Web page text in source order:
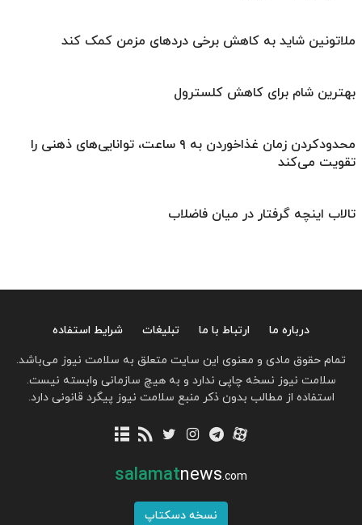
ملاتونین شاید به کاهش برخی دردهای مزمن کمک کند
بهترین شام برای کاهش کلسترول
محدودکردن زمان غذاخوردن به ۹ ساعت، توانایی‌های ذهنی را
تقویت می‌کند
تالاب اینچه گرفتار در میان فاضلاب
درباره ما ارتباط با ما تبلیغات
شرایط استفاده
تمام حقوق مادی و معنوی این سایت متعلق به سلامت نیوز می‌باشد.
سلامت نیوز نسخه چاپی ندارد و به هیچ سازمانی وابسته نیست.
استفاده از مطالب بدون ذکر منبع سلامت نیوز پیگرد قانونی دارد.
salamatnews.com
نسخه دسکتاپ